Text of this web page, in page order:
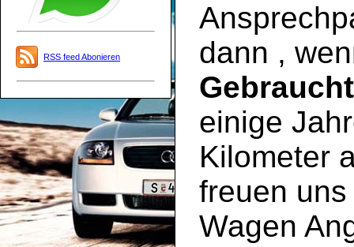
RSS feed Abonieren
dann ,
einige
Kilometer
freuen
Wagen